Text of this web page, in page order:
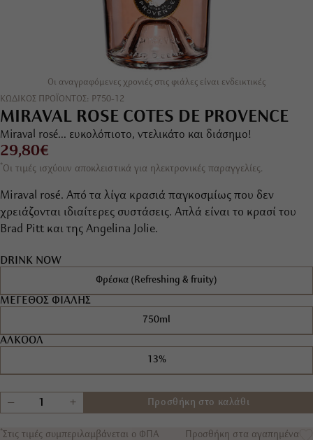
Οι αναγραφόμενες χρονιές στις φιάλες είναι ενδεικτικές
ΚΩΔΙΚΟΣ ΠΡΟΪΟΝΤΟΣ: P750-12
MIRAVAL ROSE COTES DE PROVENCE
Miraval rosé... ευκολόπιοτο, ντελικάτο και διάσημο!
29,80€
*Οι τιμές ισχύουν αποκλειστικά για ηλεκτρονικές παραγγελίες.
Miraval rosé. Από τα λίγα κρασιά παγκοσμίως που δεν
χρειάζονται ιδιαίτερες συστάσεις. Απλά είναι το κρασί του
Brad Pitt και της Angelina Jolie.
DRINK NOW
Φρέσκα (Refreshing & fruity)
ΜΕΓΕΘΟΣ ΦΙΑΛΗΣ
750ml
ΑΛΚΟΟΛ
13%
− + Προσθήκη στο καλάθι
*Στις τιμές συμπεριλαμβάνεται ο ΦΠΑ Προσθήκη στα αγαπημένα